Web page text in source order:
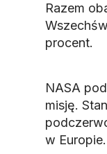
Razem
procent.
NASA
misję.
w Europie.